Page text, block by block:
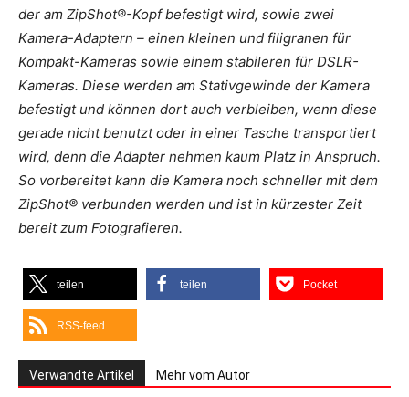
der am ZipShot®-Kopf befestigt wird, sowie zwei
Kamera-Adaptern – einen kleinen und filigranen für
Kompakt-Kameras sowie einem stabileren für DSLR-
Kameras. Diese werden am Stativgewinde der Kamera
befestigt und können dort auch verbleiben, wenn diese
gerade nicht benutzt oder in einer Tasche transportiert
wird, denn die Adapter nehmen kaum Platz in Anspruch.
So vorbereitet kann die Kamera noch schneller mit dem
ZipShot® verbunden werden und ist in kürzester Zeit
bereit zum Fotografieren.
teilen teilen Pocket
RSS-feed
Verwandte Artikel Mehr vom Autor